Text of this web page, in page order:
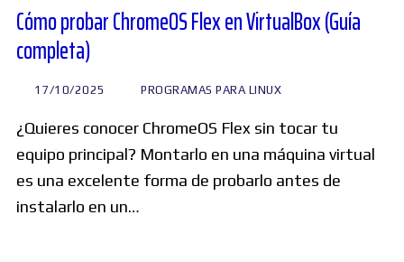
Cómo probar ChromeOS Flex en VirtualBox (Guía
completa)
17/10/2025 PROGRAMAS PARA LINUX
¿Quieres conocer ChromeOS Flex sin tocar tu
equipo principal? Montarlo en una máquina virtual
es una excelente forma de probarlo antes de
instalarlo en un…